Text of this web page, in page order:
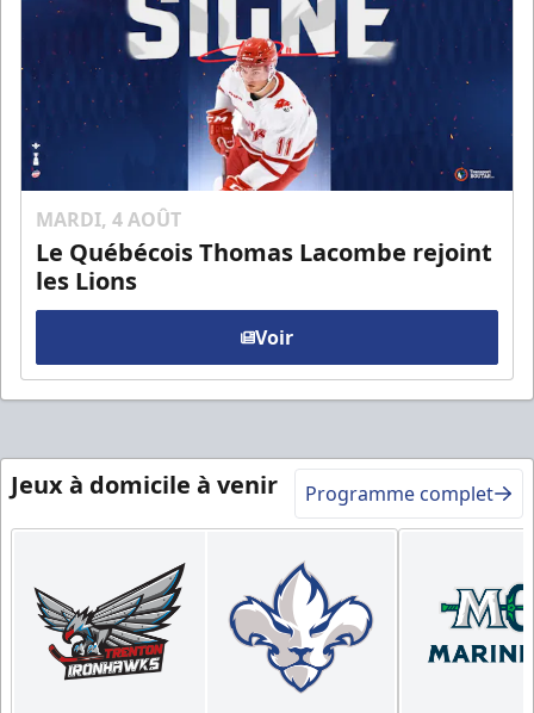
MARDI, 4 AOÛT
Le Québécois Thomas Lacombe rejoint
les Lions
Voir
Jeux à domicile à venir Programme complet